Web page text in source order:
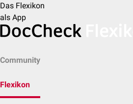
Das Flexikon
als App
Community
Flexikon